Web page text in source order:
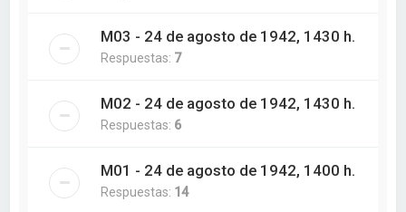
M03 - 24 de agosto de 1942, 1430 h.
Respuestas: 7
M02 - 24 de agosto de 1942, 1430 h.
Respuestas: 6
M01 - 24 de agosto de 1942, 1400 h.
Respuestas: 14